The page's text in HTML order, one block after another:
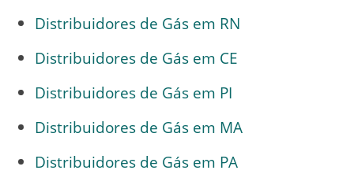
Distribuidores de Gás em RN
Distribuidores de Gás em CE
Distribuidores de Gás em PI
Distribuidores de Gás em MA
Distribuidores de Gás em PA